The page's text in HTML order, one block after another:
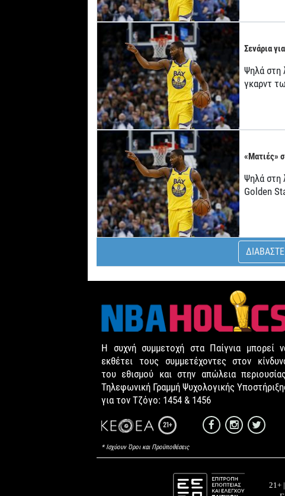
Σενάρια
Ψηλά στη
γκαρντ
«Ματιές»
Ψηλά στη
Golden
Η συχνή συμμετοχή στα Παίγνια μπορεί
εκθέτει τους συμμετέχοντες στον
του εθισμού και στην απώλεια
Τηλεφωνική Γραμμή Ψυχολογικής
για τον Τζόγο: 1454 & 1456
21+
* Ισχύουν Όροι και Προϋποθέσεις